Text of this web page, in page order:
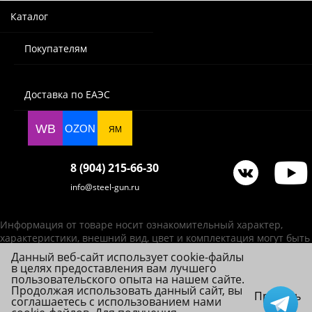
Каталог
Покупателям
Доставка по ЕАЭС
WB OZON ЯМ
8 (904) 215-66-30
info@steel-gun.ru
Информация от товаре носит ознакомительный характер,
характеристики, внешний вид, цвет и комплектация могут быть
изменены производителем без уведомления.
ИП Фролова А. В., ОГРНИП 314784720200492
© 2026 Steel-Gun (Стил Ган) - оптовый интернет-магазин ножей, пневматики,
товаров для страйкбола и туризма.
Данный веб-сайт использует cookie-файлы
в целях предоставления вам лучшего
пользовательского опыта на нашем сайте.
Продолжая использовать данный сайт, вы
соглашаетесь с использованием нами Принять